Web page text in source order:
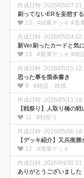
作成日時: 2026/05/27
刷ってないERを妄想する
13
#緋軍デッキ #玄
作成日時: 2026/05/24
新Ver刷ったカードと気
13
#紫軍デッキ #雑
作成日時: 2026/05/15
思った事を箇条書き
9
#雑談・雑感
作成日時: 2026/05/11
【戦祭り】人取り橋の戦
11
#戦祭り
作成日時: 2026/05/06
【デッキ紹介】又兵衛勝
12
#琥軍デッキ
作成日時: 2026/04/30
ありがとうございました